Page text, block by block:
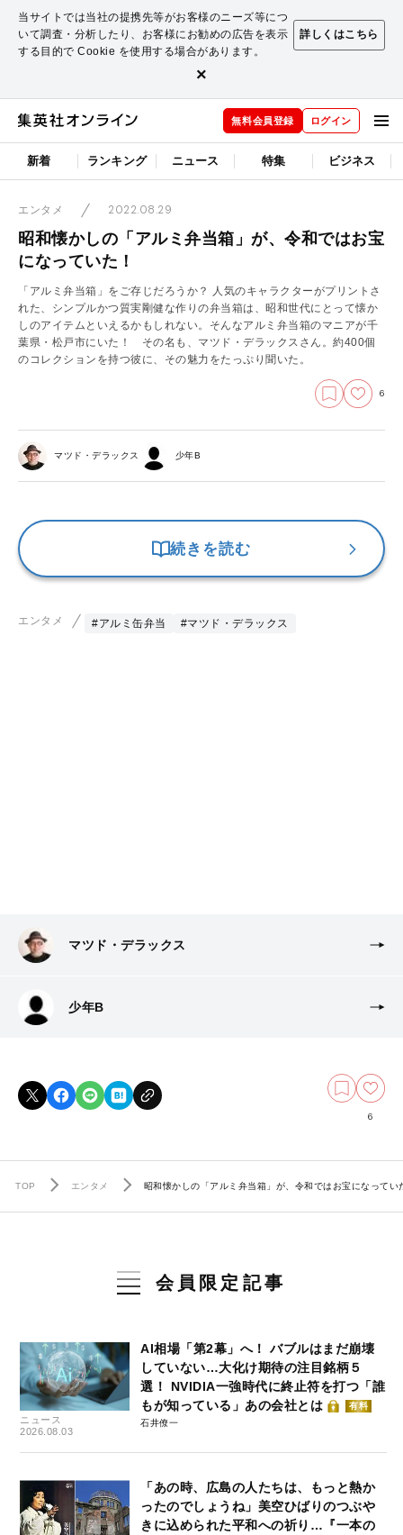
当サイトでは当社の提携先等がお客様のニーズ等につ
いて調査・分析したり、お客様にお勧めの広告を表示
する目的で Cookie を使用する場合があります。
詳しくはこちら
×
無料会員登録 ログイン
新着 ランキング ニュース 特集 ビジネス
エンタメ 2022.08.29
昭和懐かしの「アルミ弁当箱」が、令和ではお宝
になっていた！
「アルミ弁当箱」をご存じだろうか？ 人気のキャラクターがプリントさ
れた、シンプルかつ質実剛健な作りの弁当箱は、昭和世代にとって懐か
しのアイテムといえるかもしれない。そんなアルミ弁当箱のマニアが千
葉県・松戸市にいた！ その名も、マツド・デラックスさん。約400個
のコレクションを持つ彼に、その魅力をたっぷり聞いた。
6
マツド・デラックス 少年B
続きを読む
エンタメ #アルミ缶弁当 #マツド・デラックス
マツド・デラックス
少年B
6
TOP エンタメ 昭和懐かしの「アルミ弁当箱」が、令和ではお宝になってい
会員限定記事
ニュース
2026.08.03
AI相場「第2幕」へ！ バブルはまだ崩壊
していない…大化け期待の注目銘柄５
選！ NVIDIA一強時代に終止符を打つ「誰
もが知っている」あの会社とは
有料
石井僚一
「あの時、広島の人たちは、もっと熱か
ったのでしょうね」美空ひばりのつぶや
きに込められた平和への祈り…『一本の